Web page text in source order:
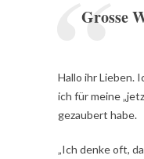
Grosse
Hallo ihr Lieben.
ich für meine
gezaubert habe.
„Ich denke oft,